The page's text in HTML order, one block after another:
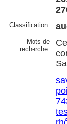
Classification:
Mots de
recherche: